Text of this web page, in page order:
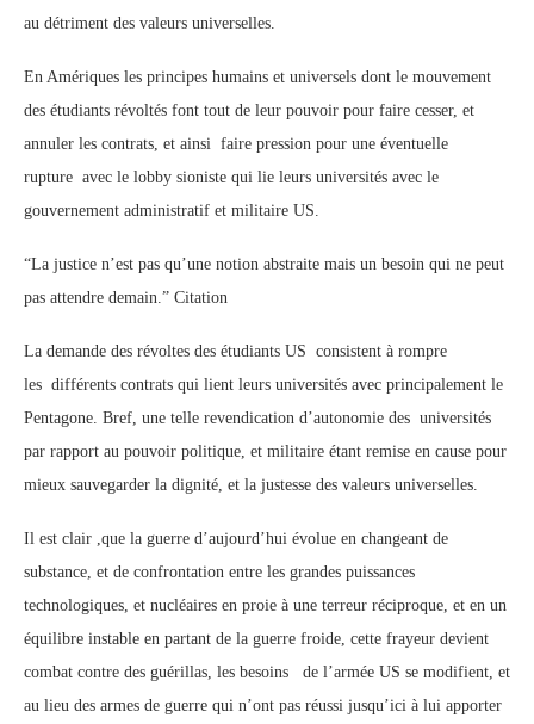
au détriment des valeurs universelles.
En Amériques les principes humains et universels dont le mouvement
des étudiants révoltés font tout de leur pouvoir pour faire cesser, et
annuler les contrats, et ainsi faire pression pour une éventuelle
rupture avec le lobby sioniste qui lie leurs universités avec le
gouvernement administratif et militaire US.
“La justice n’est pas qu’une notion abstraite mais un besoin qui ne peut
pas attendre demain.” Citation
La demande des révoltes des étudiants US consistent à rompre
les différents contrats qui lient leurs universités avec principalement le
Pentagone. Bref, une telle revendication d’autonomie des universités
par rapport au pouvoir politique, et militaire étant remise en cause pour
mieux sauvegarder la dignité, et la justesse des valeurs universelles.
Il est clair ,que la guerre d’aujourd’hui évolue en changeant de
substance, et de confrontation entre les grandes puissances
technologiques, et nucléaires en proie à une terreur réciproque, et en un
équilibre instable en partant de la guerre froide, cette frayeur devient
combat contre des guérillas, les besoins de l’armée US se modifient, et
au lieu des armes de guerre qui n’ont pas réussi jusqu’ici à lui apporter